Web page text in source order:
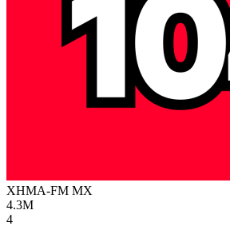
XHMA-FM MX
4.3M
4